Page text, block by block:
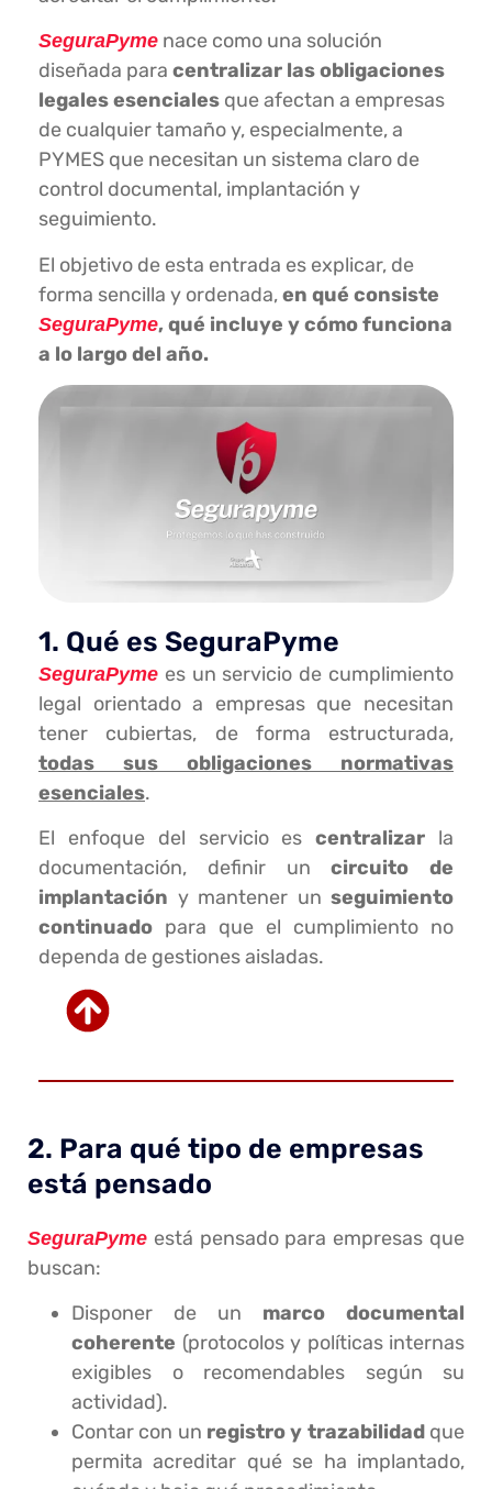
SeguraPyme nace como una solución
diseñada para centralizar las obligaciones
legales esenciales que afectan a empresas
de cualquier tamaño y, especialmente, a
PYMES que necesitan un sistema claro de
control documental, implantación y
seguimiento.
El objetivo de esta entrada es explicar, de
forma sencilla y ordenada,en qué consiste
SeguraPyme, qué incluye y cómo funciona
a lo largo del año.
1. Qué es SeguraPyme
SeguraPyme es un servicio de cumplimiento
legal orientado a empresas que necesitan
tener cubiertas, de forma estructurada,
todas sus obligaciones normativas
esenciales.
El enfoque del servicio escentralizar la
documentación, definir uncircuito de
implantación y mantener un seguimiento
continuado para que el cumplimiento no
dependa de gestiones aisladas.
2. Para qué tipo de empresas
está pensado
SeguraPyme está pensado para empresas que
buscan:
Disponer de un marco documental
coherente (protocolos y políticas internas
exigibles o recomendables según su
actividad).
Contar con un registro y trazabilidadque
permita acreditar qué se ha implantado,